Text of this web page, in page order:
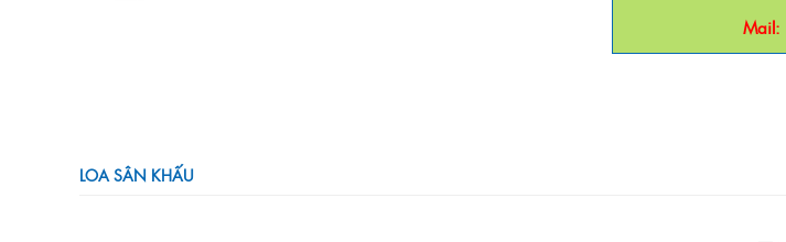
Mail:
LOA SÂN KHẤU